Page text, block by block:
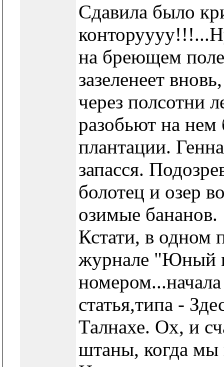
Сдавила было
на бреющем
зазеленеет
через полсотни
разобьют на нем
плантации.
запасся.
болотец и озер
озимые бананов.
Кстати, в одном
журнале "Юный
статья,типа -
Талнахе. Ох, и
штаны, когда мы